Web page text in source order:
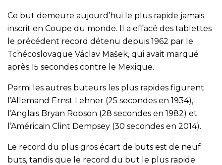
Ce but demeure aujourd’hui le plus rapide jamais
inscrit en Coupe du monde. Il a effacé des tablettes
le précédent record détenu depuis 1962 par le
Tchécoslovaque Václav Mašek, qui avait marqué
après 15 secondes contre le Mexique.
Parmi les autres buteurs les plus rapides figurent
l’Allemand Ernst Lehner (25 secondes en 1934),
l’Anglais Bryan Robson (28 secondes en 1982) et
l’Américain Clint Dempsey (30 secondes en 2014).
Le record du plus gros écart de buts est de neuf
buts, tandis que le record du but le plus rapide